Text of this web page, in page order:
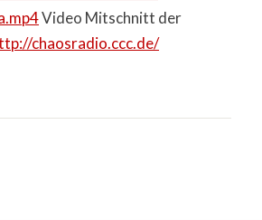
Video Mitschnitt der
chaosradio.ccc.de/